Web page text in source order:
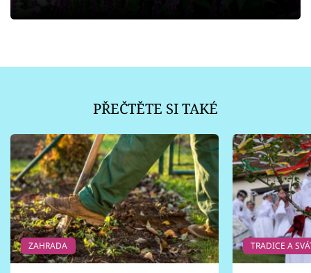
PŘEČTĚTE SI TAKÉ
ZAHRADA TRADICE A